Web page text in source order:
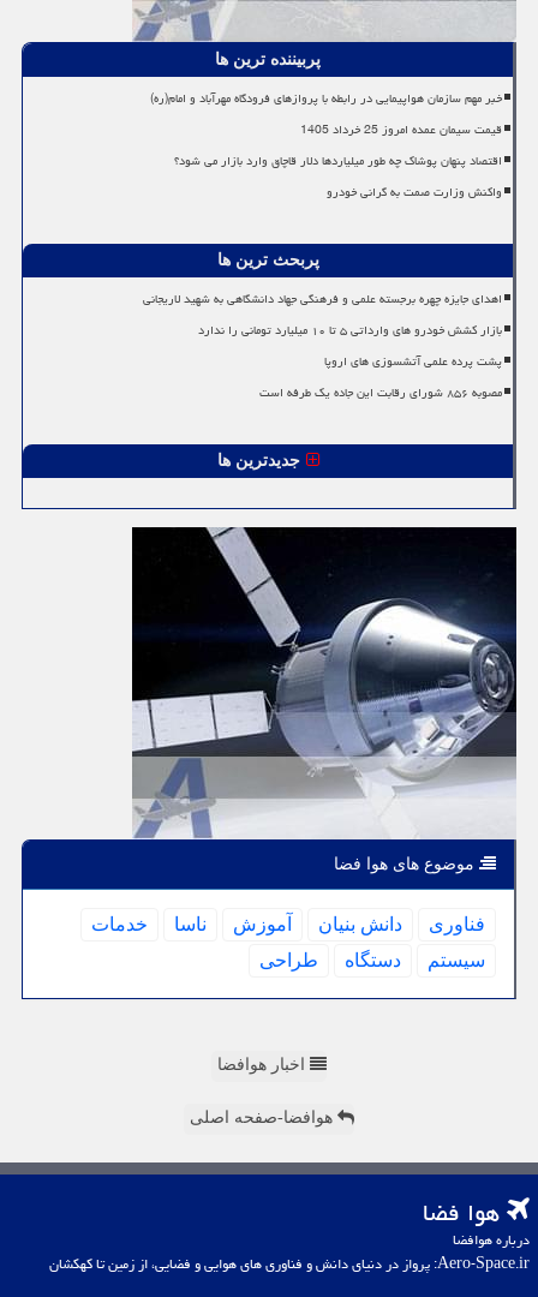
پربیننده ترین ها
خبر مهم سازمان هواپیمایی در رابطه با پروازهای فرودگاه مهرآباد و امام(ره)
قیمت سیمان عمده امروز 25 خرداد 1405
اقتصاد پنهان پوشاک چه طور میلیاردها دلار قاچاق وارد بازار می شود؟
واکنش وزارت صمت به گرانی خودرو
پربحث ترین ها
اهدای جایزه چهره برجسته علمی و فرهنگی جهاد دانشگاهی به شهید لاریجانی
بازار کشش خودرو های وارداتی ۵ تا ۱۰ میلیارد تومانی را ندارد
پشت پرده علمی آتشسوزی های اروپا
مصوبه ۸۵۶ شورای رقابت این جاده یک طرفه است
جدیدترین ها
موضوع های هوا فضا
فناوری دانش بنیان آموزش ناسا
خدمات
سیستم
دستگاه طراحی
اخبار هوافضا
هوافضا-صفحه اصلی
هوا فضا
درباره هوافضا
Aero-Space.ir: پرواز در دنیای دانش و فناوری های هوایی و فضایی، از زمین تا کهکشان